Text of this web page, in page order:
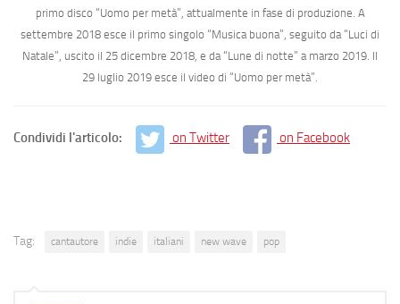
primo disco “Uomo per metà”, attualmente in fase di produzione. A
settembre 2018 esce il primo singolo “Musica buona”, seguito da“Luci di
Natale”, uscito il 25 dicembre 2018, e da “Lune di notte” a marzo 2019. Il
29 luglio 2019 esce il video di “Uomo per metà”.
Condividi l'articolo: on Twitter on Facebook
Tag: cantautore indie italiani new wave pop